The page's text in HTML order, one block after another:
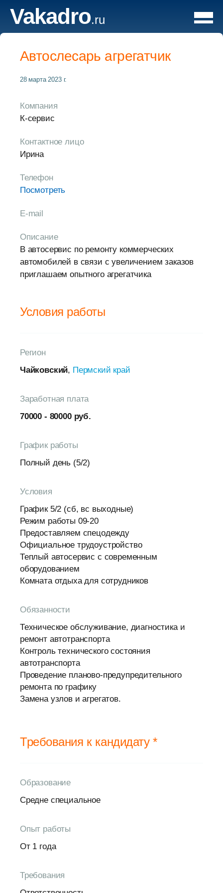
Vakadro.ru
Автослесарь агрегатчик
28 марта 2023 г.
Компания
К-сервис
Контактное лицо
Ирина
Телефон
Посмотреть
E-mail
Описание
В автосервис по ремонту коммерческих
автомобилей в связи с увеличением заказов
приглашаем опытного агрегатчика
Условия работы
Регион
Чайковский, Пермский край
Заработная плата
70000 - 80000 руб.
График работы
Полный день (5/2)
Условия
График 5/2 (сб, вс выходные)
Режим работы 09-20
Предоставляем спецодежду
Официальное трудоустройство
Теплый автосервис с современным
оборудованием
Комната отдыха для сотрудников
Обязанности
Техническое обслуживание, диагностика и
ремонт автотранспорта
Контроль технического состояния
автотранспорта
Проведение планово-предупредительного
ремонта по графику
Замена узлов и агрегатов.
Требования к кандидату *
Образование
Средне специальное
Опыт работы
От 1 года
Требования